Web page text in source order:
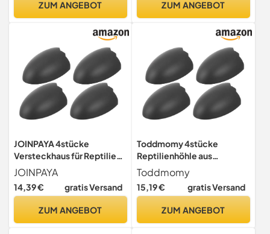
Fleckenresistentes
Reptilien und Amphibien
ZUM ANGEBOT
Einsiedlerkrebse im
ZUM ANGEBOT
JOINPAYA 4stücke
Versteckhaus für Reptilien
Kleintierhöhle Echsenhütte
Gecko-versteck
Schlangenhöhlenversteck
Reptilienhöhlen-
JOINPAYA
14,39 € gratis Versand
ZUM ANGEBOT
Toddmomy 4stücke
Reptilienhöhle aus
Kokosnussschale Kleines
Versteck für Schildkröten
Skorpione Spinnen
Reinigen Natürlicher
Toddmomy
15,19 € gratis Versand
ZUM ANGEBOT